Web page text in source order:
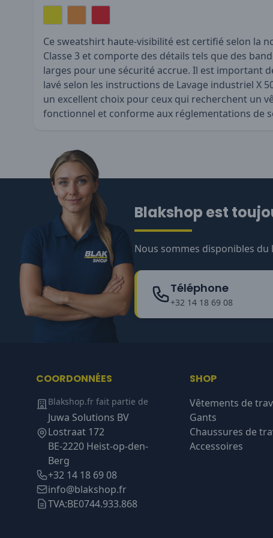
Ce sweatshirt haute-visibilité est certifié selon la
Classe 3 et comporte des détails tels que des
larges pour une sécurité accrue. Il est important
lavé selon les instructions de Lavage industriel X
un excellent choix pour ceux qui recherchent un
fonctionnel et conforme aux réglementations de
Blakshop est
Nous sommes disponibles du
Téléphone
+32 14 18 69 08
COORDONNÉES
Blakshop.fr fait partie de
Juwa Solutions BV
Lostraat 172
BE-2220 Heist-op-den-
Berg
+32 14 18 69 08
info@blakshop.fr
TVA:BE0744.933.868
SHOP
Vêtements de
Gants
Chaussures de
Accessoires